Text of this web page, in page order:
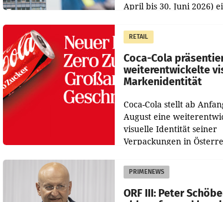
April bis 30. Juni 2026)
Der Umsatz stieg im
zur Vorjahresperiode
RETAIL
Coca-Cola
weiterentwickelte
Markenidentität
Coca-Cola stellt ab
August eine
visuelle Identität seiner
Verpackungen in
Redesigns stehen zentrale
Gestaltungselemente
PRIMENEWS
ORF III: Peter